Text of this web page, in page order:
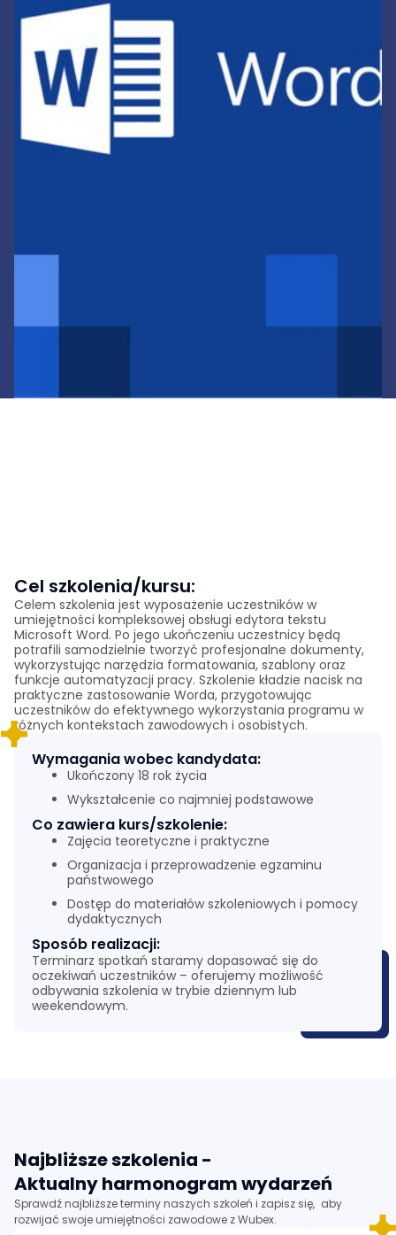
Cel szkolenia/kursu:
Celem szkolenia jest wyposażenie uczestników w
umiejętności kompleksowej obsługi edytora tekstu
Microsoft Word. Po jego ukończeniu uczestnicy będą
potrafili samodzielnie tworzyć profesjonalne dokumenty,
wykorzystując narzędzia formatowania, szablony oraz
funkcje automatyzacji pracy. Szkolenie kładzie nacisk na
praktyczne zastosowanie Worda, przygotowując
uczestników do efektywnego wykorzystania programu w
różnych kontekstach zawodowych i osobistych.
Wymagania wobec kandydata:
Ukończony 18 rok życia
Wykształcenie co najmniej podstawowe
Co zawiera kurs/szkolenie:
Zajęcia teoretyczne i praktyczne
Organizacja i przeprowadzenie egzaminu
państwowego
Dostęp do materiałów szkoleniowych i pomocy
dydaktycznych
Sposób realizacji:
Terminarz spotkań staramy dopasować się do
oczekiwań uczestników – oferujemy możliwość
odbywania szkolenia w trybie dziennym lub
weekendowym.
Najbliższe szkolenia -
Aktualny harmonogram wydarzeń
Sprawdź najbliższe terminy naszych szkoleń i zapisz się, aby
rozwijać swoje umiejętności zawodowe z Wubex.